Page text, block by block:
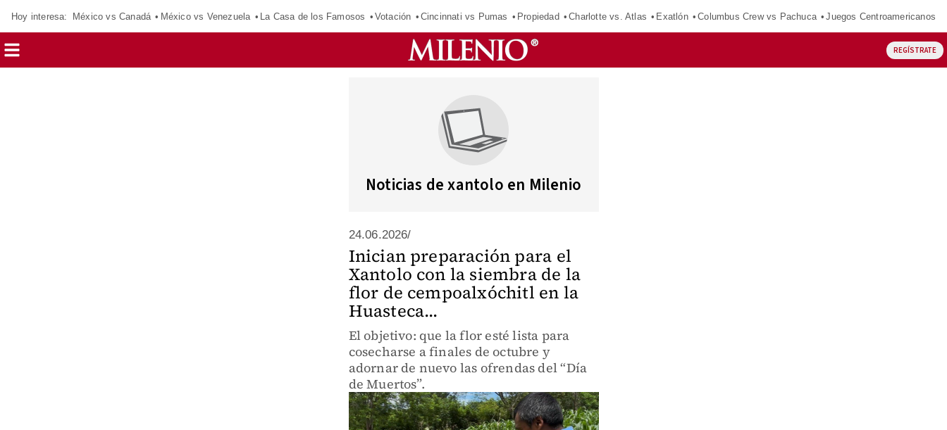
Hoy interesa: México vs Canadá México vs Venezuela La Casa de los Famosos Votación Cincinnati vs Pumas Propiedad Charlotte vs. Atlas Exatlón Columbus Crew vs Pachuca Juegos Centroamericanos
REGÍSTRATE
Noticias de xantolo en Milenio
24.06.2026/
Inician preparación para el
Xantolo con la siembra de la
flor de cempoalxóchitl en la
Huasteca...
El objetivo: que la flor esté lista para
cosecharse a finales de octubre y
adornar de nuevo las ofrendas del “Día
de Muertos”.